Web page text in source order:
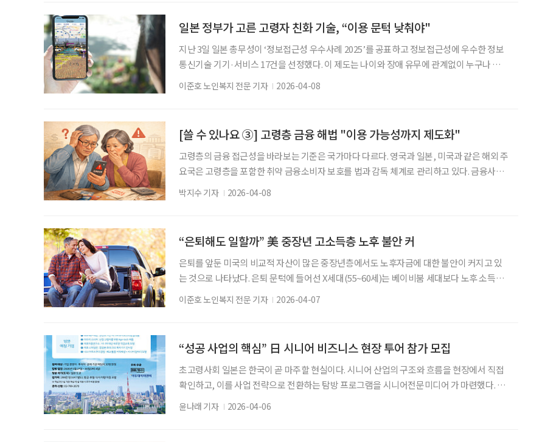
일본 정부가 고른 고령자 친화 기술, “이용 문턱 낮춰야"
지난 3일 일본 총무성이 ‘정보접근성 우수사례 2025’를 공표하고 정보접근성에 우수한 정보
통신기술 기기·서비스 17건을 선정했다. 이 제도는 나이와 장애 유무에 관계없이 누구나 정보
를 얻고 활용하며 의사소통할 수 있는 사회를 뒷받침하기 위해, 접근성을 고려한 제품과 서비
스를 발굴·확산하려는 취지로 운영된다. 일본 정부가 선정한 이 제품들은 우리에게도 시사하
이준호 노인복지 전문 기자 2026-04-08
[쓸 수 있나요 ③] 고령층 금융 해법 "이용 가능성까지 제도화"
고령층의 금융 접근성을 바라보는 기준은 국가마다 다르다. 영국과 일본, 미국과 같은 해외 주
요국은 고령층을 포함한 취약 금융소비자 보호를 법과 감독 체계로 관리하고 있다. 금융사가
서비스 제공을 넘어 ‘이용 가능성’까지 책임지도록 하는 구조다. 한국 역시 금융소비자보호법
을 중심으로 소비자 보호 체계를 갖추고 있다. 최근에는 고령층 금융 피해 예방과 거래 보호를
박지수 기자 2026-04-08
“은퇴해도 일할까” 美 중장년 고소득층 노후 불안 커
은퇴를 앞둔 미국의 비교적 자산이 많은 중장년층에서도 노후자금에 대한 불안이 커지고 있
는 것으로 나타났다. 은퇴 문턱에 들어선 X세대(55~60세)는 베이비붐 세대보다 노후 소득이
평생 버틸 수 있을지에 대한 걱정이 더 컸고, 연금이 없는 데 따른 박탈감과 은퇴 후 재취업 가
능성에 대한 우려도 더 크게 나타났다. 이들의 은퇴 준비가 더는 “얼마를 모았느냐”에만 머물
이준호 노인복지 전문 기자 2026-04-07
“성공 사업의 핵심” 日 시니어 비즈니스 현장 투어 참가 모집
초고령사회 일본은 한국이 곧 마주할 현실이다. 시니어 산업의 구조와 흐름을 현장에서 직접
확인하고, 이를 사업 전략으로 전환하는 탐방 프로그램을 시니어전문미디어 가 마련했다. 시
니어 전문 미디어가 설계한 ‘손에 잡히는 탐방’ 이번 ‘일본 시니어 비즈니스 기업 탐방’와 기존
견학형 투어의 분명한 차별점은 다음과 같다. △국내에서 쉽게 접하기 어려운 일본 현지 핵심
윤나래 기자 2026-04-06